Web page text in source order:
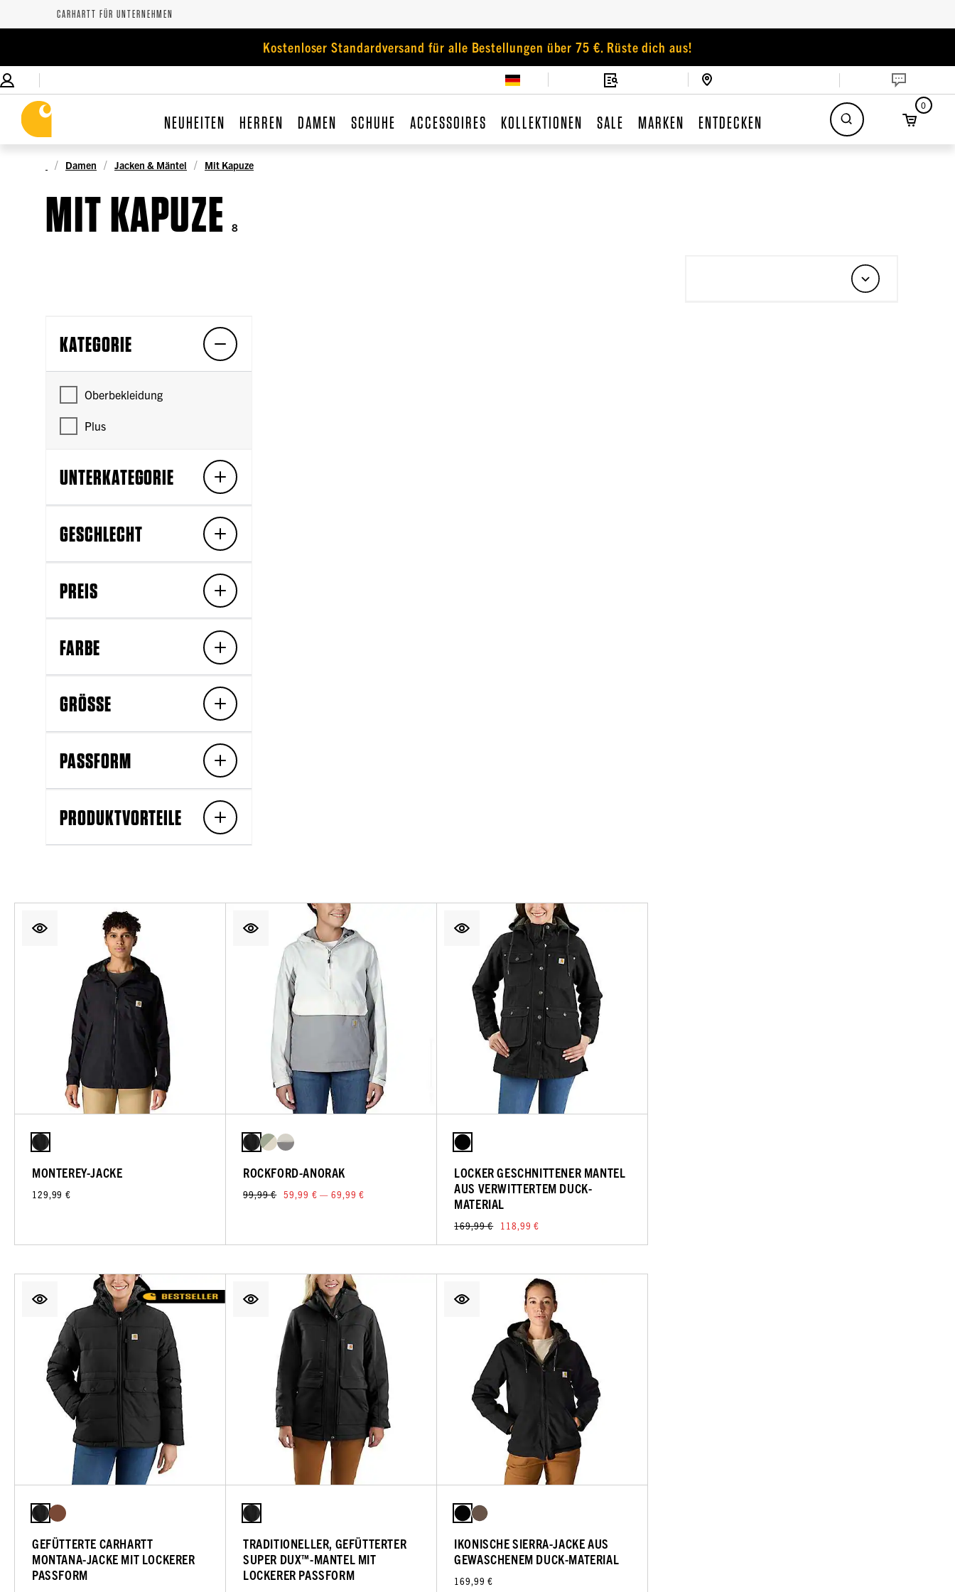
CARHARTT FÜR UNTERNEHMEN
Kostenloser Standardversand für alle Bestellungen über 75 €. Rüste dich aus!
NEUHEITEN HERREN DAMEN SCHUHE ACCESSOIRES KOLLEKTIONEN SALE MARKEN ENTDECKEN
0
Damen Jacken & Mäntel Mit Kapuze
MIT KAPUZE 8
KATEGORIE
Oberbekleidung
Plus
UNTERKATEGORIE
GESCHLECHT
PREIS
FARBE
GRÖSSE
PASSFORM
PRODUKTVORTEILE
MONTEREY-JACKE
129,99 €
ROCKFORD-ANORAK
99,99 € 59,99 € — 69,99 €
LOCKER GESCHNITTENER MANTEL
AUS VERWITTERTEM DUCK-
MATERIAL
169,99 € 118,99 €
GEFÜTTERTE CARHARTT
MONTANA-JACKE MIT LOCKERER
PASSFORM
TRADITIONELLER, GEFÜTTERTER
SUPER DUX™-MANTEL MIT
LOCKERER PASSFORM
IKONISCHE SIERRA-JACKE AUS
GEWASCHENEM DUCK-MATERIAL
169,99 €